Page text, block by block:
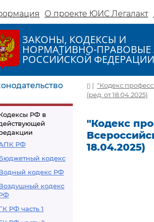
О проекте ЮИС Легалакт
ЗАКОНЫ, КОДЕКСЫ И
НОРМАТИВНО-ПРАВОВЫЕ
РОССИЙСКОЙ ФЕДЕРАЦИИ
РФ в
РФ
кодекс
кодекс РФ
кодекс
РФ часть 1
| "Кодекс
(ред. от 18.04.2025)
"Кодекс
18.04.2025)